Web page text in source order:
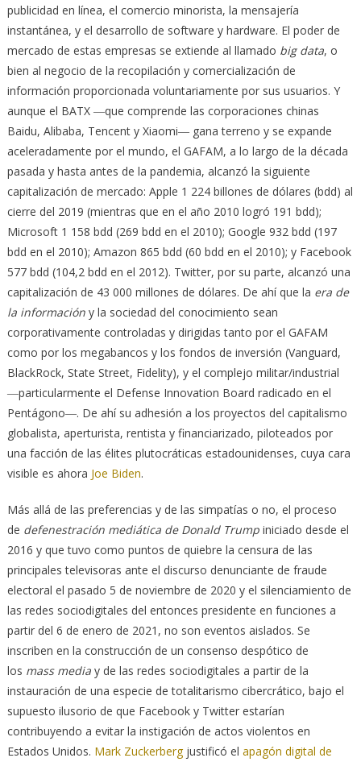
publicidad en línea, el comercio minorista, la mensajería
instantánea, y el desarrollo de software y hardware. El poder de
mercado de estas empresas se extiende al llamado big data, o
bien al negocio de la recopilación y comercialización de
información proporcionada voluntariamente por sus usuarios. Y
aunque el BATX ―que comprende las corporaciones chinas
Baidu, Alibaba, Tencent y Xiaomi― gana terreno y se expande
aceleradamente por el mundo, el GAFAM, a lo largo de la década
pasada y hasta antes de la pandemia, alcanzó la siguiente
capitalización de mercado: Apple 1 224 billones de dólares (bdd) al
cierre del 2019 (mientras que en el año 2010 logró 191 bdd);
Microsoft 1 158 bdd (269 bdd en el 2010); Google 932 bdd (197
bdd en el 2010); Amazon 865 bdd (60 bdd en el 2010); y Facebook
577 bdd (104,2 bdd en el 2012). Twitter, por su parte, alcanzó una
capitalización de 43 000 millones de dólares. De ahí que la era de
la informacióny la sociedad del conocimiento sean
corporativamente controladas y dirigidas tanto por el GAFAM
como por los megabancos y los fondos de inversión (Vanguard,
BlackRock, State Street, Fidelity), y el complejo militar/industrial
―particularmente el Defense Innovation Board radicado en el
Pentágono―. De ahí su adhesión a los proyectos del capitalismo
globalista, aperturista, rentista y financiarizado, piloteados por
una facción de las élites plutocráticas estadounidenses, cuya cara
visible es ahora Joe Biden.
Más allá de las preferencias y de las simpatías o no, el proceso
de defenestración mediática de Donald Trumpiniciado desde el
2016 y que tuvo como puntos de quiebre la censura de las
principales televisoras ante el discurso denunciante de fraude
electoral el pasado 5 de noviembre de 2020 y el silenciamiento de
las redes sociodigitales del entonces presidente en funciones a
partir del 6 de enero de 2021, no son eventos aislados. Se
inscriben en la construcción de un consenso despótico de
los mass media y de las redes sociodigitales a partir de la
instauración de una especie de totalitarismo cibercrático, bajo el
supuesto ilusorio de que Facebook y Twitter estarían
contribuyendo a evitar la instigación de actos violentos en
Estados Unidos. Mark Zuckerbergjustificó el apagón digital de